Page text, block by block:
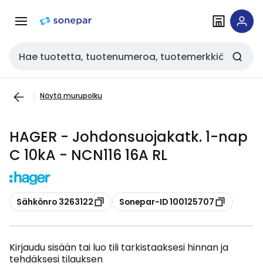
navigointiinsisältöön
Haku
Näytä murupolku
HAGER - Johdonsuojakatk. 1-nap
C 10kA - NCN116 16A RL
Kopioi
Sähkönro 3263122 Kopioi
Sonepar-ID 100125707
Kirjaudu sisään tai luo tili tarkistaaksesi hinnan ja
tehdäksesi tilauksen